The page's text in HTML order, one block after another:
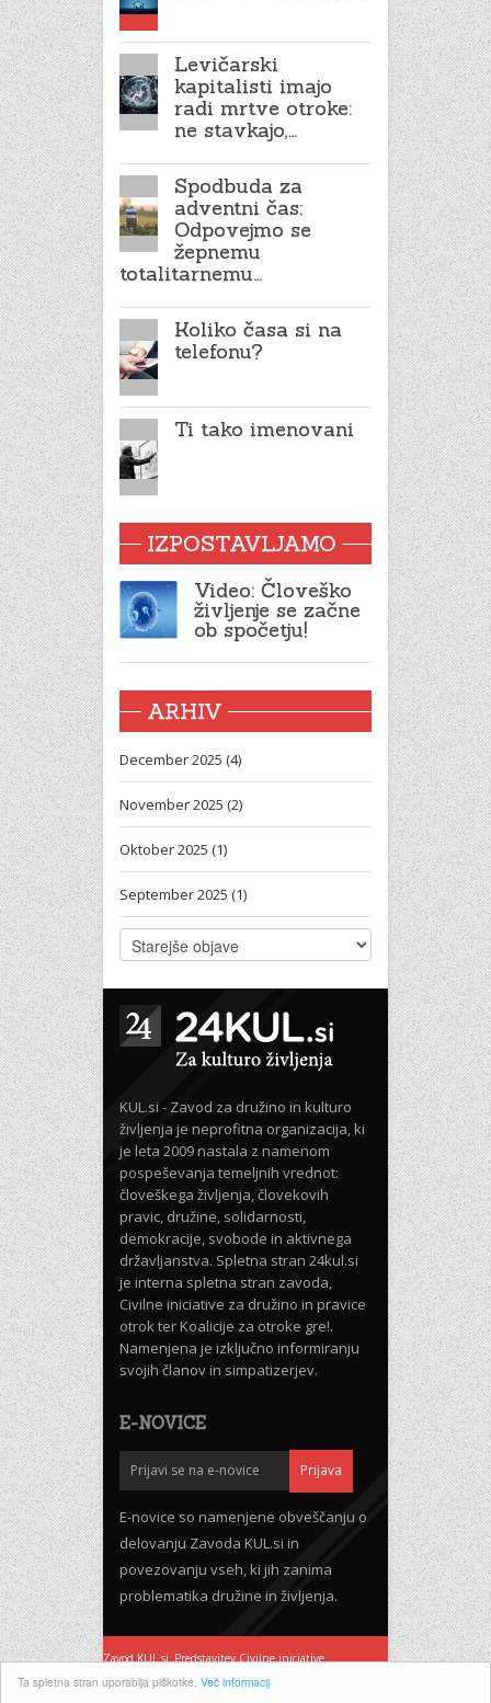
Ta spletna stran uporablja piškotke. Več informacij
Levičarski
kapitalisti imajo
radi mrtve otroke:
ne stavkajo,…
Spodbuda za
adventni čas:
Odpovejmo se
žepnemu
totalitarnemu…
Koliko časa si na
telefonu?
Ti tako imenovani
IZPOSTAVLJAMO
Video: Človeško
življenje se začne
ob spočetju!
ARHIV
December 2025 (4)
November 2025 (2)
Oktober 2025 (1)
September 2025 (1)
KUL.si - Zavod za družino in kulturo
življenja je neprofitna organizacija, ki
je leta 2009 nastala z namenom
pospeševanja temeljnih vrednot:
človeškega življenja, človekovih
pravic, družine, solidarnosti,
demokracije, svobode in aktivnega
državljanstva. Spletna stran 24kul.si
je interna spletna stran zavoda,
Civilne iniciative za družino in pravice
otrok ter Koalicije za otroke gre!.
Namenjena je izključno informiranju
svojih članov in simpatizerjev.
E-NOVICE
E-novice so namenjene obveščanju o
delovanju Zavoda KUL.si in
povezovanju vseh, ki jih zanima
problematika družine in življenja.
Zavod KUL.si Predstavitev Civilne iniciative
Pogoji uporabe